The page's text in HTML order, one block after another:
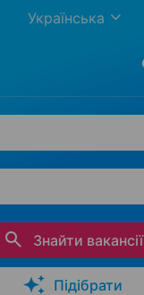
Українська
Знайти вакансії
Підібрати